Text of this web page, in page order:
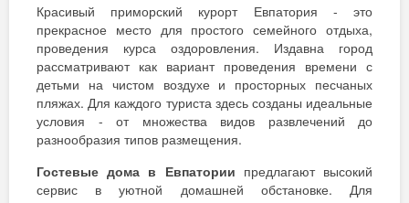
Красивый приморский курорт Евпатория - это
прекрасное место для простого семейного отдыха,
проведения курса оздоровления. Издавна город
рассматривают как вариант проведения времени с
детьми на чистом воздухе и просторных песчаных
пляжах. Для каждого туриста здесь созданы идеальные
условия - от множества видов развлечений до
разнообразия типов размещения.
Гостевые дома в Евпатории предлагают высокий
сервис в уютной домашней обстановке. Для